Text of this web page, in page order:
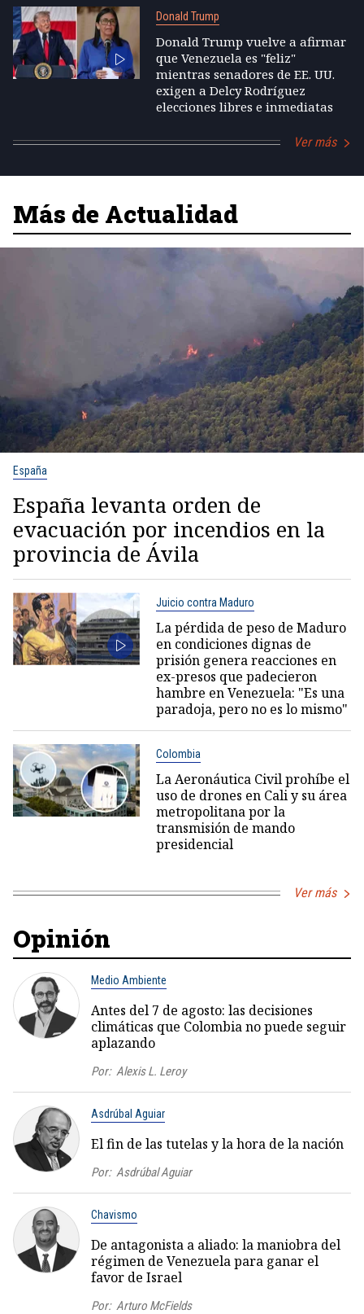
Donald Trump
Donald Trump vuelve a afirmar
que Venezuela es "feliz"
mientras senadores de EE. UU.
exigen a Delcy Rodríguez
elecciones libres e inmediatas
Ver más
Más de Actualidad
España
España levanta orden de
evacuación por incendios en la
provincia de Ávila
Juicio contra Maduro
La pérdida de peso de Maduro
en condiciones dignas de
prisión genera reacciones en
ex-presos que padecieron
hambre en Venezuela: "Es una
paradoja, pero no es lo mismo"
Colombia
La Aeronáutica Civil prohíbe el
uso de drones en Cali y su área
metropolitana por la
transmisión de mando
presidencial
Ver más
Opinión
Medio Ambiente
Antes del 7 de agosto: las decisiones
climáticas que Colombia no puede seguir
aplazando
Por: Alexis L. Leroy
Asdrúbal Aguiar
El fin de las tutelas y la hora de la nación
Por: Asdrúbal Aguiar
Chavismo
De antagonista a aliado: la maniobra del
régimen de Venezuela para ganar el
favor de Israel
Por: Arturo McFields